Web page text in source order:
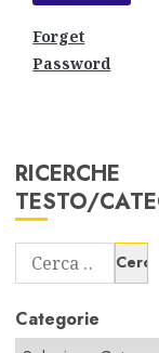
Forget
Password
RICERCHE
TESTO/
Ricerca
per:
Categorie